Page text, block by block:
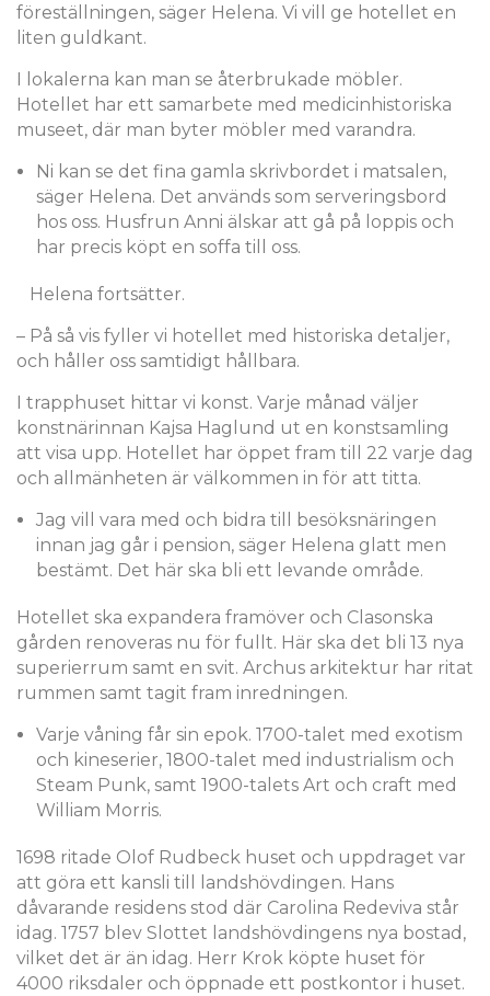
föreställningen, säger Helena. Vi vill ge hotellet en
liten guldkant.
I lokalerna kan man se återbrukade möbler.
Hotellet har ett samarbete med medicinhistoriska
museet, där man byter möbler med varandra.
Ni kan se det fina gamla skrivbordet i matsalen,
säger Helena. Det används som serveringsbord
hos oss. Husfrun Anni älskar att gå på loppis och
har precis köpt en soffa till oss.
Helena fortsätter.
– På så vis fyller vi hotellet med historiska detaljer,
och håller oss samtidigt hållbara.
I trapphuset hittar vi konst. Varje månad väljer
konstnärinnan Kajsa Haglund ut en konstsamling
att visa upp. Hotellet har öppet fram till 22 varje dag
och allmänheten är välkommen in för att titta.
Jag vill vara med och bidra till besöksnäringen
innan jag går i pension, säger Helena glatt men
bestämt. Det här ska bli ett levande område.
Hotellet ska expandera framöver och Clasonska
gården renoveras nu för fullt. Här ska det bli 13 nya
superierrum samt en svit. Archus arkitektur har ritat
rummen samt tagit fram inredningen.
Varje våning får sin epok. 1700-talet med exotism
och kineserier, 1800-talet med industrialism och
Steam Punk, samt 1900-talets Art och craft med
William Morris.
1698 ritade Olof Rudbeck huset och uppdraget var
att göra ett kansli till landshövdingen. Hans
dåvarande residens stod där Carolina Redeviva står
idag. 1757 blev Slottet landshövdingens nya bostad,
vilket det är än idag. Herr Krok köpte huset för
4000 riksdaler och öppnade ett postkontor i huset.